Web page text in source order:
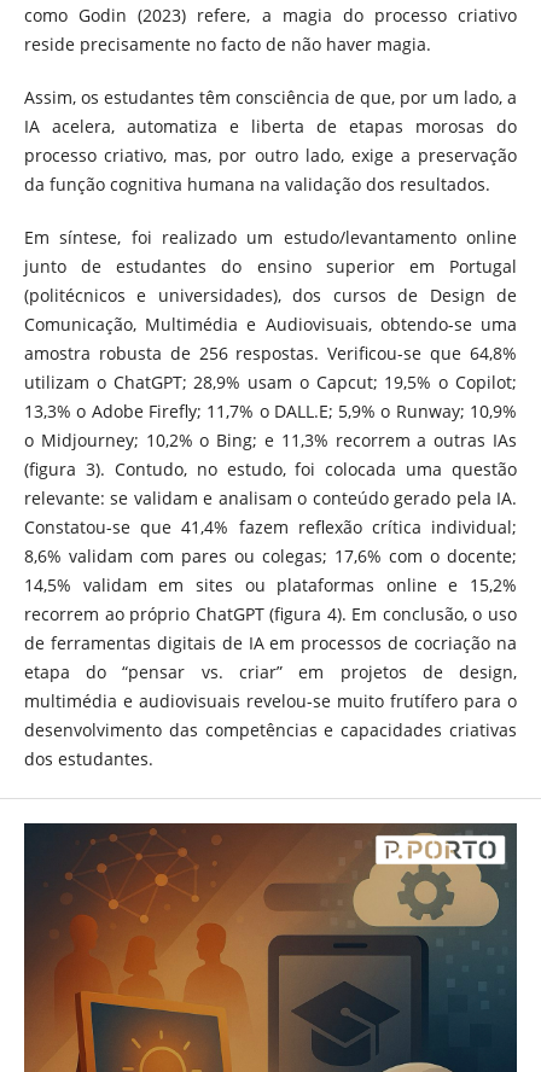
como Godin (2023) refere, a magia do processo criativo
reside precisamente no facto de não haver magia.
Assim, os estudantes têm consciência de que, por um lado, a
IA acelera, automatiza e liberta de etapas morosas do
processo criativo, mas, por outro lado, exige a preservação
da função cognitiva humana na validação dos resultados.
Em síntese, foi realizado um estudo/levantamento online
junto de estudantes do ensino superior em Portugal
(politécnicos e universidades), dos cursos de Design de
Comunicação, Multimédia e Audiovisuais, obtendo-se uma
amostra robusta de 256 respostas. Verificou-se que 64,8%
utilizam o ChatGPT; 28,9% usam o Capcut; 19,5% o Copilot;
13,3% o Adobe Firefly; 11,7% o DALL.E; 5,9% o Runway; 10,9%
o Midjourney; 10,2% o Bing; e 11,3% recorrem a outras IAs
(figura 3). Contudo, no estudo, foi colocada uma questão
relevante: se validam e analisam o conteúdo gerado pela IA.
Constatou-se que 41,4% fazem reflexão crítica individual;
8,6% validam com pares ou colegas; 17,6% com o docente;
14,5% validam em sites ou plataformas online e 15,2%
recorrem ao próprio ChatGPT (figura 4). Em conclusão, o uso
de ferramentas digitais de IA em processos de cocriação na
etapa do “pensar vs. criar” em projetos de design,
multimédia e audiovisuais revelou-se muito frutífero para o
desenvolvimento das competências e capacidades criativas
dos estudantes.